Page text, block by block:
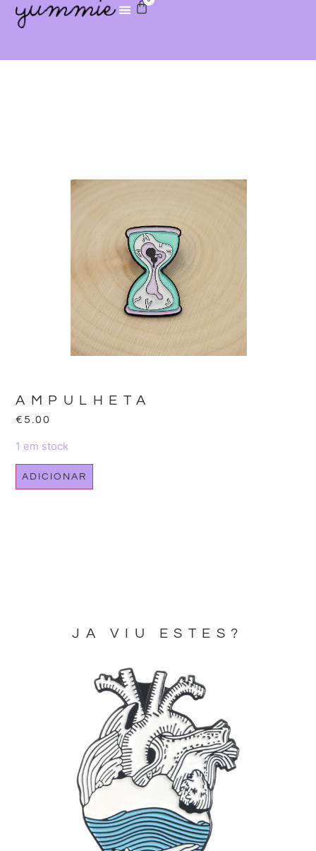
AMPULHETA
€5.00
1 em stock
ADICIONAR
JA VIU ESTES?